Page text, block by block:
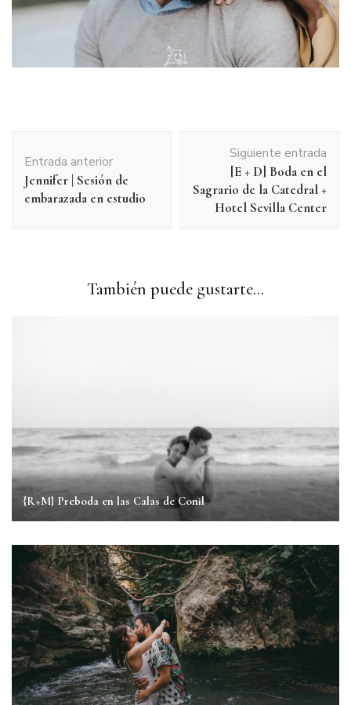
de
entradas
Entrada anterior
Jennifer | Sesión de
embarazada en estudio
Siguiente entrada
[E + D] Boda en el
Sagrario de la Catedral +
Hotel Sevilla Center
También puede gustarte...
{R+M} Preboda en las Calas de Conil